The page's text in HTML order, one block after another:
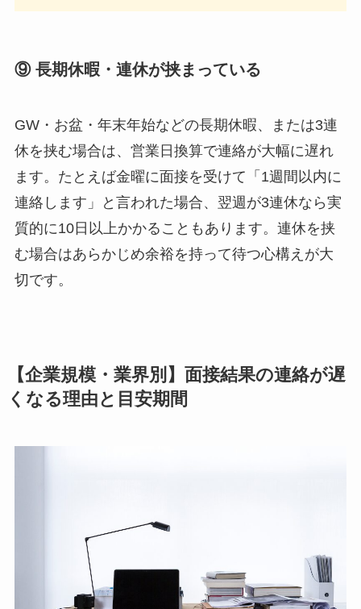
⑨ 長期休暇・連休が挟まっている
GW・お盆・年末年始などの長期休暇、または3連
休を挟む場合は、営業日換算で連絡が大幅に遅れ
ます。たとえば金曜に面接を受けて「1週間以内に
連絡します」と言われた場合、翌週が3連休なら実
質的に10日以上かかることもあります。連休を挟
む場合はあらかじめ余裕を持って待つ心構えが大
切です。
【企業規模・業界別】面接結果の連絡が遅
くなる理由と目安期間